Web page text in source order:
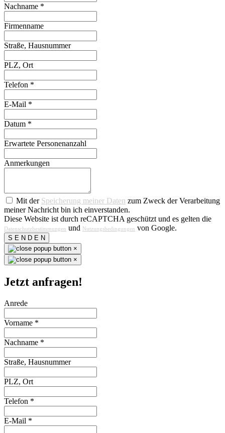
Nachname *
Firmenname
Straße, Hausnummer
PLZ, Ort
Telefon *
E-Mail *
Datum *
Erwartete Personenanzahl
Anmerkungen
Mit der Speicherung meiner Daten zum Zweck der Verarbeitung
meiner Nachricht bin ich einverstanden.
Diese Website ist durch reCAPTCHA geschützt und es gelten die
Datenschutzbestimmungen und Nutzungsbedingungen von Google.
S E N D E N
×
×
Jetzt anfragen!
Anrede
Vorname *
Nachname *
Straße, Hausnummer
PLZ, Ort
Telefon *
E-Mail *